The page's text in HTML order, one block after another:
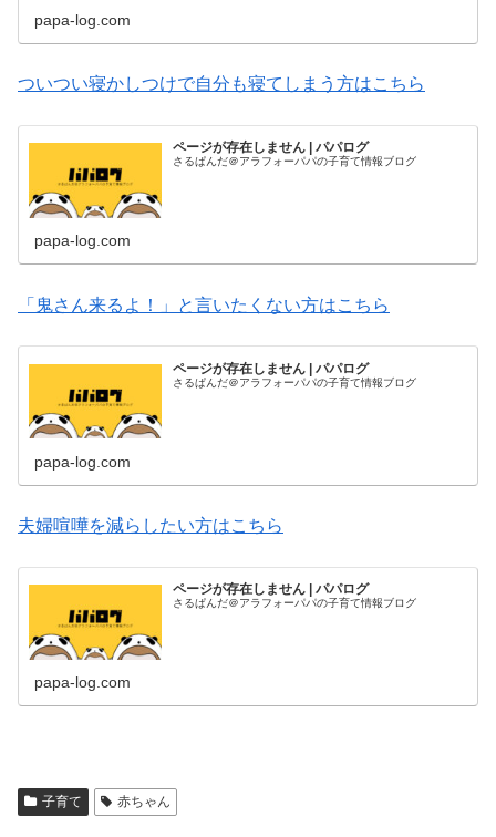
papa-log.com
ついつい寝かしつけで自分も寝てしまう方はこちら
ページが存在しません | パパログ
さるぱんだ＠アラフォーパパの子育て情報ブログ
papa-log.com
「鬼さん来るよ！」と言いたくない方はこちら
ページが存在しません | パパログ
さるぱんだ＠アラフォーパパの子育て情報ブログ
papa-log.com
夫婦喧嘩を減らしたい方はこちら
ページが存在しません | パパログ
さるぱんだ＠アラフォーパパの子育て情報ブログ
papa-log.com
子育て 赤ちゃん